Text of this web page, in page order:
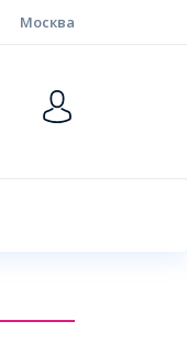
Москва